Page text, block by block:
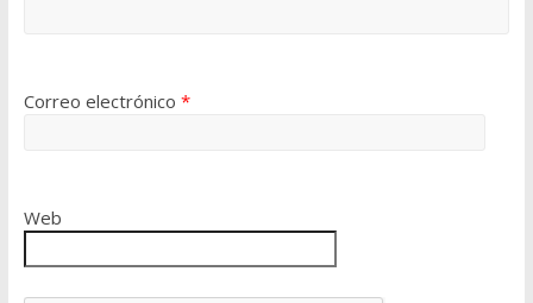
Correo electrónico *
Web